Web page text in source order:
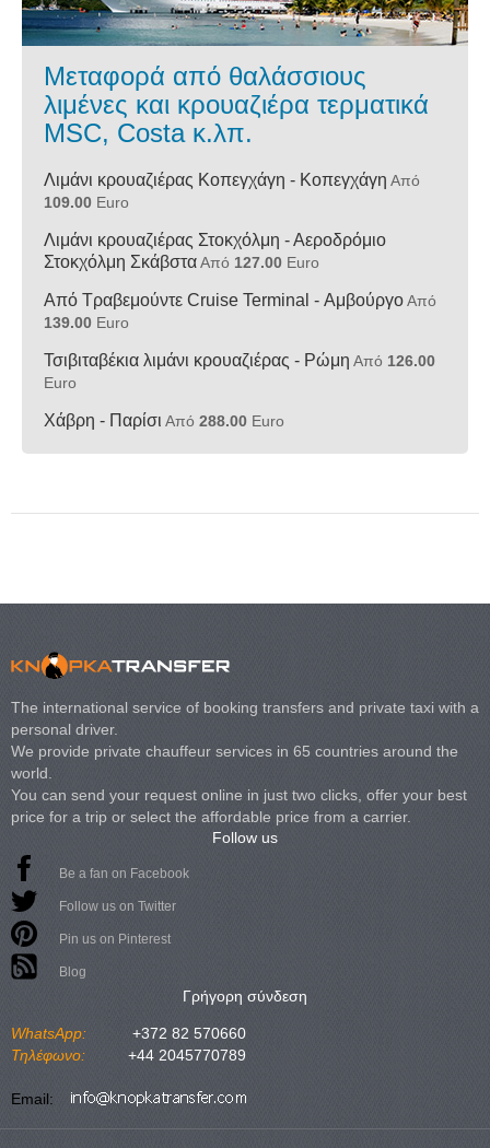
Μεταφορά από θαλάσσιους
λιμένες και κρουαζιέρα τερματικά
MSC, Costa κ.λπ.
Λιμάνι κρουαζιέρας Κοπεγχάγη - Κοπεγχάγη Από
109.00 Euro
Λιμάνι κρουαζιέρας Στοκχόλμη - Αεροδρόμιο
Στοκχόλμη ΣκάβσταΑπό 127.00 Euro
Από Τραβεμούντε Cruise Terminal - ΑμβούργοΑπό
139.00 Euro
Τσιβιταβέκια λιμάνι κρουαζιέρας - Ρώμη Από 126.00
Euro
Χάβρη - Παρίσι Από 288.00 Euro
The international service of booking transfers and private taxi with a
personal driver.
We provide private chauffeur services in 65 countries around the
world.
You can send your request online in just two clicks, offer your best
price for a trip or select the affordable price from a carrier.
Follow us
Be a fan on Facebook
Follow us on Twitter
Pin us on Pinterest
Blog
Γρήγορη σύνδεση
WhatsApp:
+372 82 570660
Τηλέφωνο:
+44 2045770789
Email: